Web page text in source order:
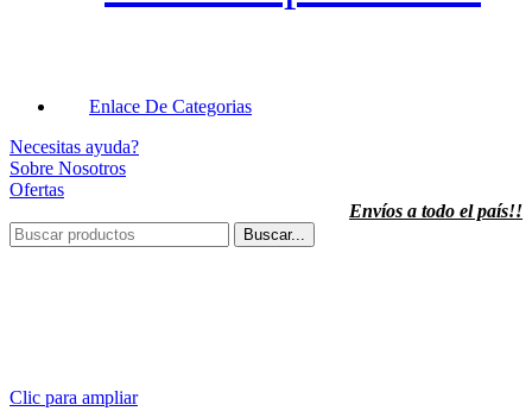
Enlace De Categorias
Necesitas ayuda?
Sobre Nosotros
Ofertas
Envíos a todo el país!!
Buscar...
Clic para ampliar